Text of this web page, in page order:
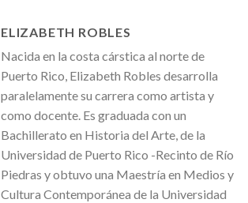
ELIZABETH ROBLES
Nacida en la costa cárstica al norte de
Puerto Rico, Elizabeth Robles desarrolla
paralelamente su carrera como artista y
como docente. Es graduada con un
Bachillerato en Historia del Arte, de la
Universidad de Puerto Rico -Recinto de Río
Piedras y obtuvo una Maestría en Medios y
Cultura Contemporánea de la Universidad